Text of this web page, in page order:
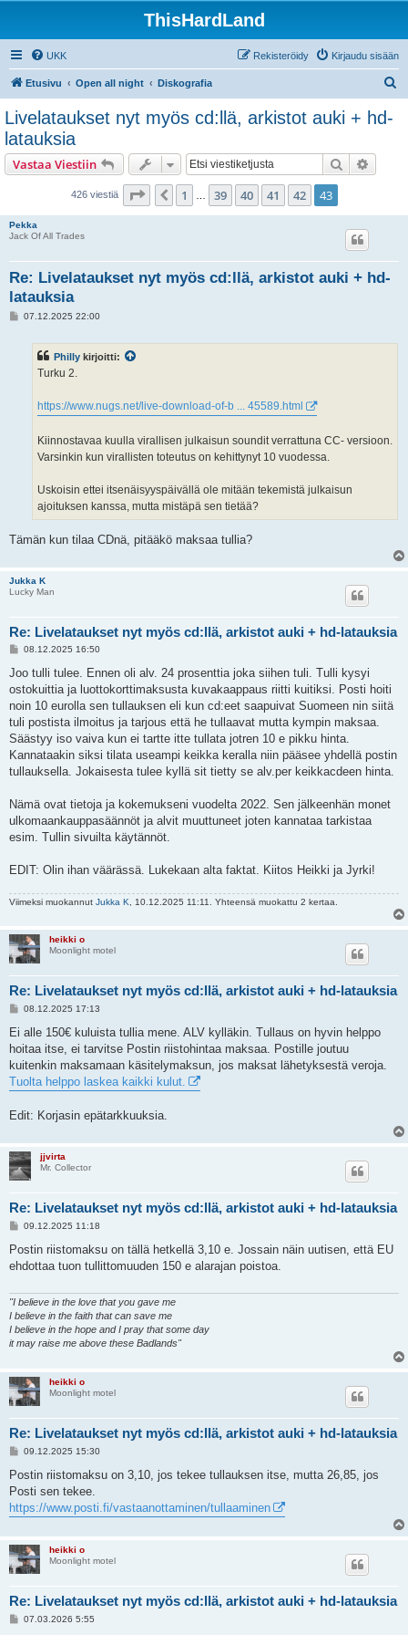
ThisHardLand
UKK Kirjaudu sisään
Rekisteröidy
Etusivu Open all night Diskografia
Livelataukset nyt myös cd:llä, arkistot auki + hd-
latauksia
Vastaa Viestiin Etsi
426 viestiä Sivu 43/ 43
Edellinen
1 39 40 41 42 43
Pekka
Jack Of All Trades
Re: Livelataukset nyt myös cd:llä, arkistot auki + hd-
latauksia
V07.12.2025 22:00
Philly kirjoitti:
Turku 2.
https://www.nugs.net/live-download-of-b ... 45589.html
Kiinnostavaa kuulla virallisen julkaisun soundit verrattuna CC- versioon.
Varsinkin kun virallisten toteutus on kehittynyt 10 vuodessa.
Uskoisin ettei itsenäisyyspäivällä ole mitään tekemistä julkaisun
ajoituksen kanssa, mutta mistäpä sen tietää?
Tämän kun tilaa CDnä, pitääkö maksaa tullia?
Jukka K
Lucky Man
Re: Livelataukset nyt myös cd:llä, arkistot auki + hd-latauksia
V
e
t
i
08.12.2025 16:50
Joo tulli tulee. Ennen oli alv. 24 prosenttia joka siihen tuli. Tulli kysyi
ostokuittia ja luottokorttimaksusta kuvakaappaus riitti kuitiksi. Posti hoiti
noin 10 eurolla sen tullauksen eli kun cd:eet saapuivat Suomeen nin siitä
tuli postista ilmoitus ja tarjous että he tullaavat mutta kympin maksaa.
Säästyy iso vaiva kun ei tartte itte tullata jotren 10 e pikku hinta.
Kannataakin siksi tilata useampi keikka keralla niin pääsee yhdellä postin
tullauksella. Jokaisesta tulee kyllä sit tietty se alv.per keikkacdeen hinta.
Nämä ovat tietoja ja kokemukseni vuodelta 2022. Sen jälkeenhän monet
ulkomaankauppasäännöt ja alvit muuttuneet joten kannataa tarkistaa
esim. Tullin sivuilta käytännöt.
EDIT: Olin ihan väärässä. Lukekaan alta faktat. Kiitos Heikki ja Jyrki!
Viimeksi muokannut Jukka K , 10.12.2025 11:11. Yhteensä muokattu 2 kertaa.
heikki o
Moonlight motel
Re: Livelataukset nyt myös cd:llä, arkistot auki + hd-latauksia
V
e
t
i
08.12.2025 17:13
Ei alle 150€ kuluista tullia mene. ALV kylläkin. Tullaus on hyvin helppo
hoitaa itse, ei tarvitse Postin riistohintaa maksaa. Postille joutuu
kuitenkin maksamaan käsitelymaksun, jos maksat lähetyksestä veroja.
Tuolta helppo laskea kaikki kulut.
Edit: Korjasin epätarkkuuksia.
jjvirta
Mr. Collector
Re: Livelataukset nyt myös cd:llä, arkistot auki + hd-latauksia
V
e
t
09.12.2025 11:18
Postin riistomaksu on tällä hetkellä 3,10 e. Jossain näin uutisen, että EU
ehdottaa tuon tullittomuuden 150 e alarajan poistoa.
"I believe in the love that you gave me
I believe in the faith that can save me
I believe in the hope and I pray that some day
it may raise me above these Badlands"
heikki o
Moonlight motel
Re: Livelataukset nyt myös cd:llä, arkistot auki + hd-latauksia
V
e
t
i
09.12.2025 15:30
Postin riistomaksu on 3,10, jos tekee tullauksen itse, mutta 26,85, jos
Posti sen tekee.
https://www.posti.fi/vastaanottaminen/tullaaminen
heikki o
Moonlight motel
Re: Livelataukset nyt myös cd:llä, arkistot auki + hd-latauksia
V07.03.2026 5:55